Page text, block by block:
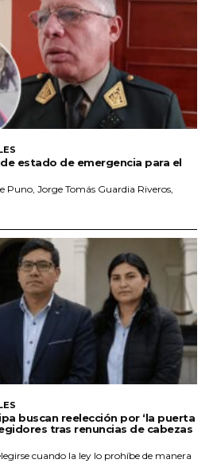
estado de emergencia para el
Puno, Jorge Tomás Guardia Riveros,
buscan reelección por ‘la puerta
tras renuncias de cabezas
cuando la ley lo prohíbe de manera